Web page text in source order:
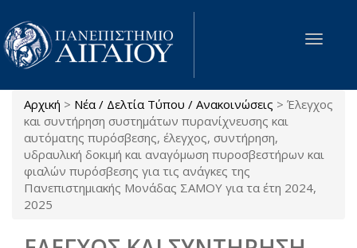
Παράκαμψη προς το κυρίως περιεχόμενο
Toggle
Είστε εδώ
Αρχική > Νέα / Δελτία Τύπου / Ανακοινώσεις > Έλεγχος
και συντήρηση συστημάτων πυρανίχνευσης και
αυτόματης πυρόσβεσης, έλεγχος, συντήρηση,
υδραυλική δοκιμή και αναγόμωση πυροσβεστήρων και
φιαλών πυρόσβεσης για τις ανάγκες της
Πανεπιστημιακής Μονάδας ΣΑΜΟΥ για τα έτη 2024,
2025